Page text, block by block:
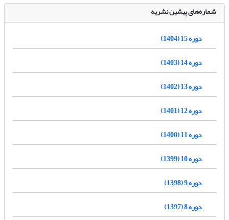
شماره‌های پیشین نشریه
دوره 15 (1404)
دوره 14 (1403)
دوره 13 (1402)
دوره 12 (1401)
دوره 11 (1400)
دوره 10 (1399)
دوره 9 (1398)
دوره 8 (1397)